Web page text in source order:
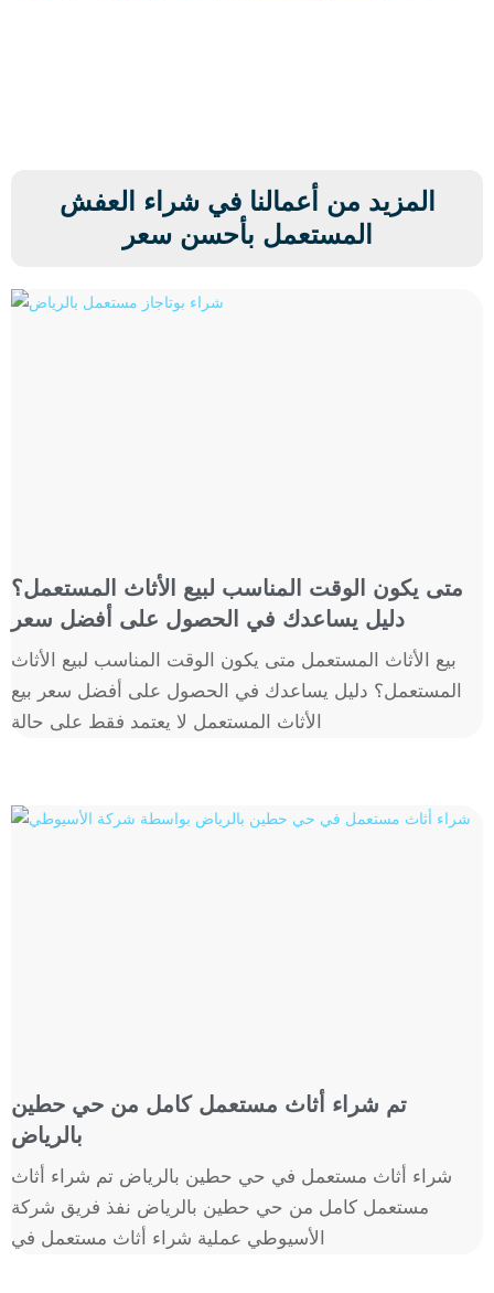
المزيد من أعمالنا في شراء العفش
المستعمل بأحسن سعر
متى يكون الوقت المناسب لبيع الأثاث المستعمل؟
دليل يساعدك في الحصول على أفضل سعر
بيع الأثاث المستعمل متى يكون الوقت المناسب لبيع الأثاث
المستعمل؟ دليل يساعدك في الحصول على أفضل سعر بيع
الأثاث المستعمل لا يعتمد فقط على حالة
تم شراء أثاث مستعمل كامل من حي حطين
بالرياض
شراء أثاث مستعمل في حي حطين بالرياض تم شراء أثاث
مستعمل كامل من حي حطين بالرياض نفذ فريق شركة
الأسيوطي عملية شراء أثاث مستعمل في